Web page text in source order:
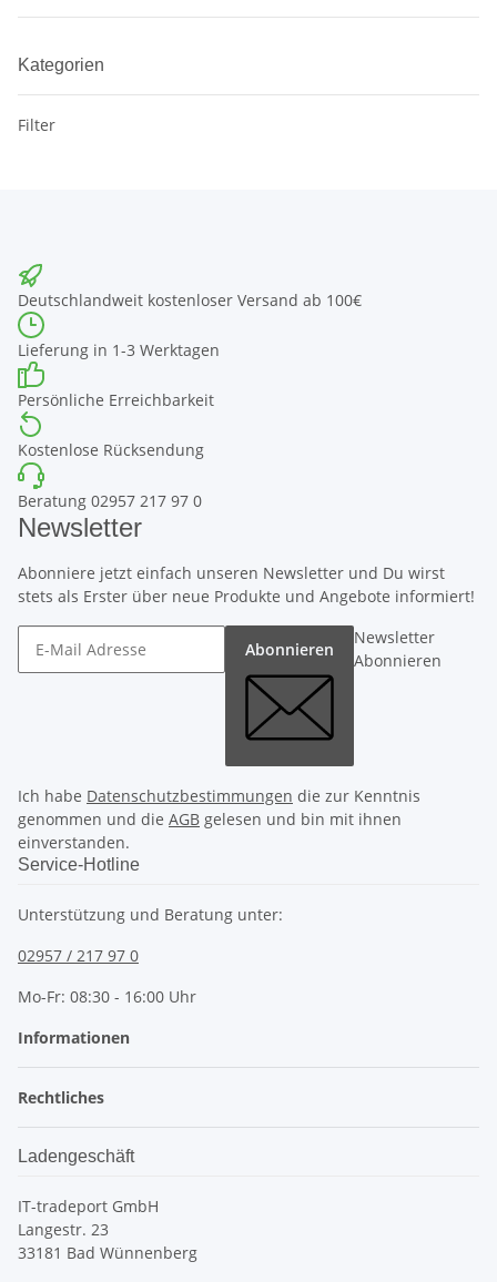
Kategorien
Filter
Deutschlandweit kostenloser Versand ab 100€
Lieferung in 1-3 Werktagen
Persönliche Erreichbarkeit
Kostenlose Rücksendung
Beratung 02957 217 97 0
Newsletter
Abonniere jetzt einfach unseren Newsletter und Du wirst
stets als Erster über neue Produkte und Angebote informiert!
Abonnieren
Newsletter
Abonnieren
Ich habe Datenschutzbestimmungen die zur Kenntnis
genommen und die AGB gelesen und bin mit ihnen
einverstanden.
Service-Hotline
Unterstützung und Beratung unter:
02957 / 217 97 0
Mo-Fr: 08:30 - 16:00 Uhr
Informationen
Rechtliches
Ladengeschäft
IT-tradeport GmbH
Langestr. 23
33181 Bad Wünnenberg